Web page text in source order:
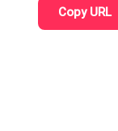
Copy URL